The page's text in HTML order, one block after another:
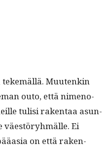
Muutenkin
outo, että nimeno­
tulisi rak­en­taa asun­
Ei
on että raken­